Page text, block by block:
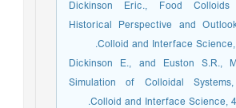
1. Dickinson Eric., Food
Historical Perspective and
Colloid and Interface Science,
2. Dickinson E., and Euston S.R.,
Simulation of Colloidal
Colloid and Interface Science,